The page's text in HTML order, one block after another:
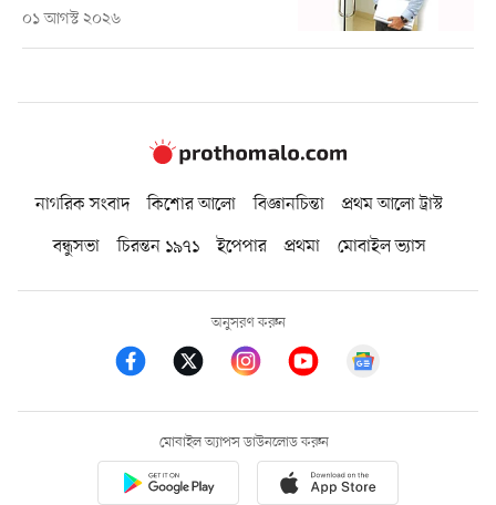
০১ আগস্ট ২০২৬
নাগরিক সংবাদ কিশোর আলো বিজ্ঞানচিন্তা
প্রথম আলো ট্রাস্ট
বন্ধুসভা
চিরন্তন ১৯৭১ ইপেপার প্রথমা মোবাইল ভ্যাস
অনুসরণ করুন
মোবাইল অ্যাপস ডাউনলোড করুন